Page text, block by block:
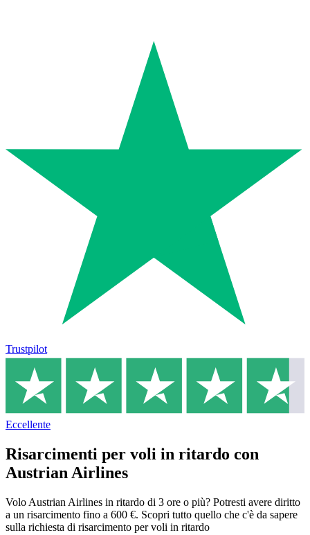
Trustpilot
Eccellente
Risarcimenti per voli in ritardo con
Austrian Airlines
Volo Austrian Airlines in ritardo di 3 ore o più? Potresti avere diritto
a un risarcimento fino a 600 €. Scopri tutto quello che c'è da sapere
sulla richiesta di risarcimento per voli in ritardo